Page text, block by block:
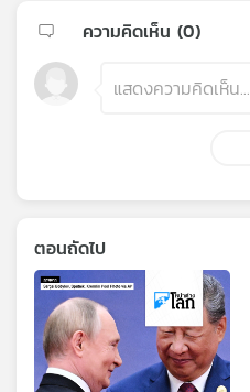
ความคิดเห็น (0)
ตอนถัดไป